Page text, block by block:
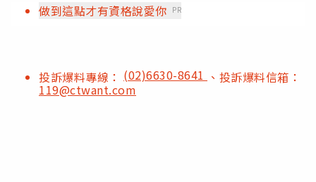
做到這點才有資格說愛你 PR
投訴爆料專線： (02)6630-8641 、投訴爆料信箱：
119@ctwant.com